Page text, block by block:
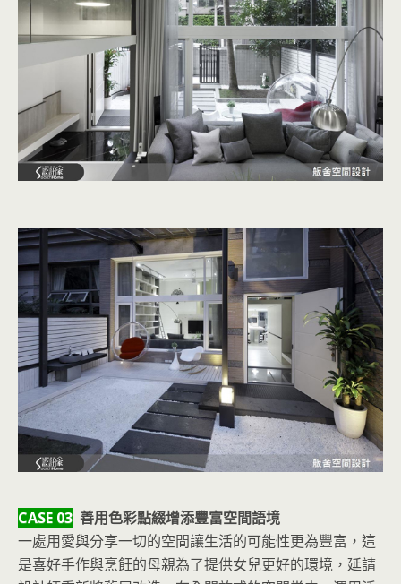
CASE 03 善用色彩點綴增添豐富空間語境
一處用愛與分享一切的空間讓生活的可能性更為豐富，這
是喜好手作與烹飪的母親為了提供女兒更好的環境，延請